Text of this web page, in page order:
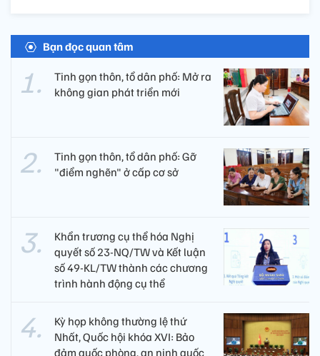
Bạn đọc quan tâm
Tinh gọn thôn, tổ dân phố: Mở ra
không gian phát triển mới
Tinh gọn thôn, tổ dân phố: Gỡ
"điểm nghẽn" ở cấp cơ sở
Khẩn trương cụ thể hóa Nghị
quyết số 23-NQ/TW và Kết luận
số 49-KL/TW thành các chương
trình hành động cụ thể
Kỳ họp không thường lệ thứ
Nhất, Quốc hội khóa XVI: Bảo
đảm quốc phòng, an ninh quốc